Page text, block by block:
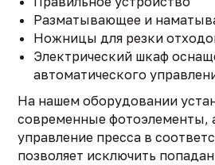
Разматывающее и
Ножницы для резки
Электрический шкаф
автоматического
На нашем оборудовании
современные фотоэлементы,
управление пресса в
позволяет исключить